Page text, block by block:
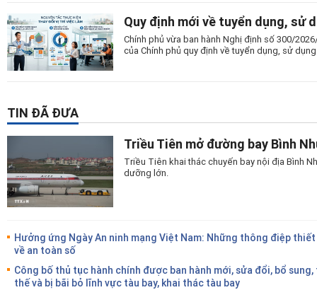
Quy định mới về tuyển dụng, sử
Chính phủ vừa ban hành Nghị định số 300/
của Chính phủ quy định về tuyển dụng, sử
TIN ĐÃ ĐƯA
Triều Tiên mở đường bay Bình
Triều Tiên khai thác chuyến bay nội địa Bình
dưỡng lớn.
Hưởng ứng Ngày An ninh mạng Việt Nam: Những thông điệp
về an toàn số
Công bố thủ tục hành chính được ban hành mới, sửa đổi, bổ sung,
thế và bị bãi bỏ lĩnh vực tàu bay, khai thác tàu bay